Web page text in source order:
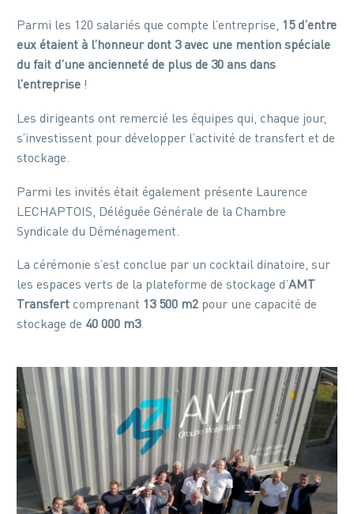
Parmi les 120 salariés que compte l’entreprise, 15 d’entre
eux étaient à l’honneur dont 3 avec une mention spéciale
du fait d’une ancienneté de plus de 30 ans dans
l’entreprise !
Les dirigeants ont remercié les équipes qui, chaque jour,
s’investissent pour développer l’activité de transfert et de
stockage.
Parmi les invités était également présente Laurence
LECHAPTOIS, Déléguée Générale de la Chambre
Syndicale du Déménagement.
La cérémonie s’est conclue par un cocktail dinatoire, sur
les espaces verts de la plateforme de stockage d’AMT
Transfert comprenant 13 500 m2 pour une capacité de
stockage de 40 000 m3.